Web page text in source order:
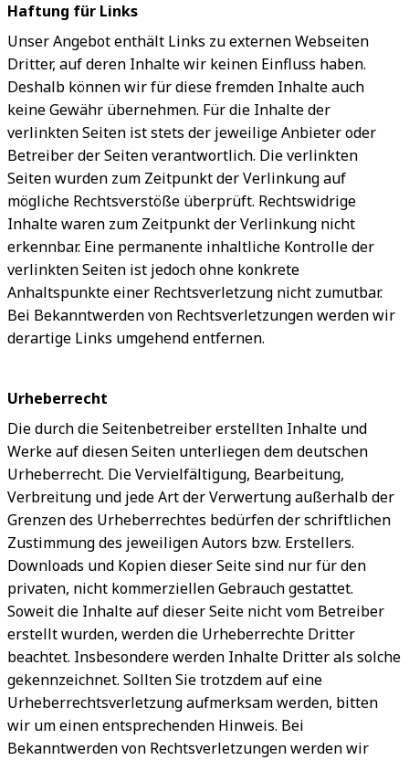
Haftung für Links
Unser Angebot enthält Links zu externen Webseiten
Dritter, auf deren Inhalte wir keinen Einfluss haben.
Deshalb können wir für diese fremden Inhalte auch
keine Gewähr übernehmen. Für die Inhalte der
verlinkten Seiten ist stets der jeweilige Anbieter oder
Betreiber der Seiten verantwortlich. Die verlinkten
Seiten wurden zum Zeitpunkt der Verlinkung auf
mögliche Rechtsverstöße überprüft. Rechtswidrige
Inhalte waren zum Zeitpunkt der Verlinkung nicht
erkennbar. Eine permanente inhaltliche Kontrolle der
verlinkten Seiten ist jedoch ohne konkrete
Anhaltspunkte einer Rechtsverletzung nicht zumutbar.
Bei Bekanntwerden von Rechtsverletzungen werden wir
derartige Links umgehend entfernen.
Urheberrecht
Die durch die Seitenbetreiber erstellten Inhalte und
Werke auf diesen Seiten unterliegen dem deutschen
Urheberrecht. Die Vervielfältigung, Bearbeitung,
Verbreitung und jede Art der Verwertung außerhalb der
Grenzen des Urheberrechtes bedürfen der schriftlichen
Zustimmung des jeweiligen Autors bzw. Erstellers.
Downloads und Kopien dieser Seite sind nur für den
privaten, nicht kommerziellen Gebrauch gestattet.
Soweit die Inhalte auf dieser Seite nicht vom Betreiber
erstellt wurden, werden die Urheberrechte Dritter
beachtet. Insbesondere werden Inhalte Dritter als solche
gekennzeichnet. Sollten Sie trotzdem auf eine
Urheberrechtsverletzung aufmerksam werden, bitten
wir um einen entsprechenden Hinweis. Bei
Bekanntwerden von Rechtsverletzungen werden wir